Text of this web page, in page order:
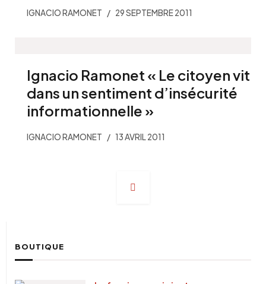
IGNACIO RAMONET 29 SEPTEMBRE 2011
Ignacio Ramonet « Le citoyen vit
dans un sentiment d’insécurité
informationnelle »
IGNACIO RAMONET 13 AVRIL 2011
BOUTIQUE